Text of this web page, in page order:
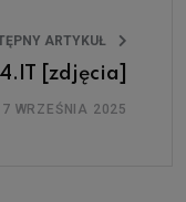
ARTYKUŁ
[zdjęcia]
WRZEŚNIA 2025